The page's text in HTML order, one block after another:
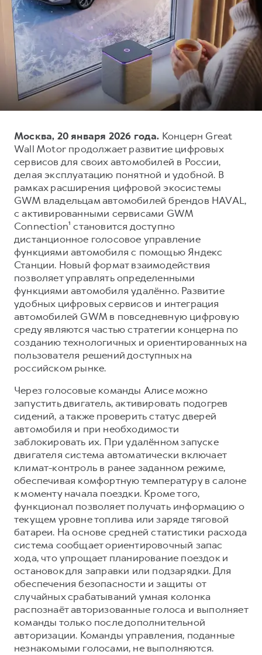
DARGO
от 3 199 000 ₽
DARGO X
от 3 499 000 ₽
F7
от 2 899 000 ₽
F7X
от 3 599 000 ₽
от 3 449 000 ₽
Тест-драйв
Трейд-ин
КРЕДИТ И СТРАХОВАНИЕ
Кредитный калькулятор
Страхование
Кредит
КОРПОРАТИВНЫМ КЛИЕНТАМ
Для малого бизнеса
Корпоративным клиентам
Крупным корпоративным клиентам
Система управления автопарком
Сервис для корпоративных клиентов
HAVAL Лизинг
АКСЕССУАРЫ HAVAL
Автомобильные аксессуары
Коллекция CITY
Коллекция Базовая
Коллекция Детская
СЕРВИСНОЕ ОБСЛУЖИВАНИЕ
Нулевое ТО
Программа «Помощь на дороге»
Регламенты технического обслуживания
Электронный ПТС
GWM Безопасность
Гарантия HAVAL
Мобильное приложение GWM
Программа «HAVAL Защита+»
Руководства по эксплуатации
Подписки
АКСЕССУАРЫ HAVAL
Автомобильные аксессуары
Коллекция CITY
Коллекция Базовая
Коллекция Детская
О дилере
Наша команда
Контакты
Москва, 20 января 2026 года. Концерн Great
Wall Motor продолжает развитие цифровых
сервисов для своих автомобилей в России,
делая эксплуатацию понятной и удобной. В
рамках расширения цифровой экосистемы
GWM владельцам автомобилей брендов HAVAL,
с активированными сервисами GWM
Connection¹ становится доступно
дистанционное голосовое управление
функциями автомобиля с помощью Яндекс
Станции. Новый формат взаимодействия
позволяет управлять определенными
функциями автомобиля удалённо. Развитие
удобных цифровых сервисов и интеграция
автомобилей GWM в повседневную цифровую
среду являются частью стратегии концерна по
созданию технологичных и ориентированных на
пользователя решений доступных на
российском рынке.
Через голосовые команды Алисе можно
запустить двигатель, активировать подогрев
сидений, а также проверить статус дверей
автомобиля и при необходимости
заблокировать их. При удалённом запуске
двигателя система автоматически включает
климат-контроль в ранее заданном режиме,
обеспечивая комфортную температуру в салоне
к моменту начала поездки. Кроме того,
функционал позволяет получать информацию о
текущем уровне топлива или заряде тяговой
батареи. На основе средней статистики расхода
система сообщает ориентировочный запас
хода, что упрощает планирование поездок и
остановок для заправки или подзарядки. Для
обеспечения безопасности и защиты от
случайных срабатываний умная колонка
распознаёт авторизованные голоса и выполняет
команды только после дополнительной
авторизации. Команды управления, поданные
незнакомыми голосами, не выполняются.